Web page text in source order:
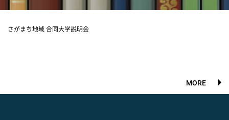
さがまち地域 合同大学説明会
MORE